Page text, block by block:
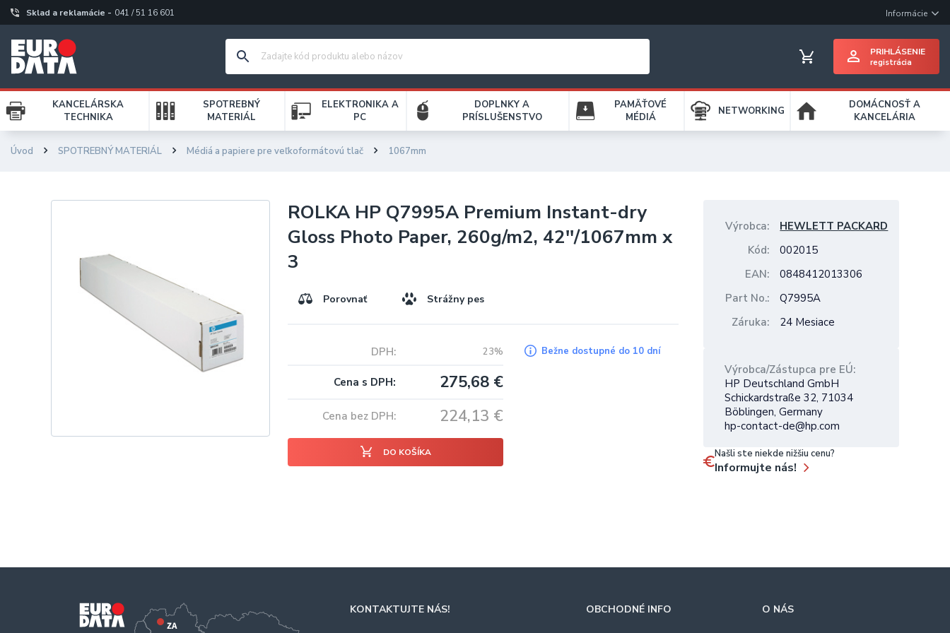
Sklad a reklamácie - 041 / 51 16 601 Informácie
PRIHLÁSENIE
registrácia
KANCELÁRSKA
TECHNIKA
SPOTREBNÝ
MATERIÁL
ELEKTRONIKA A
PC
DOPLNKY A
PRÍSLUŠENSTVO
PAMÄŤOVÉ
MÉDIÁ
NETWORKING
DOMÁCNOSŤ A
KANCELÁRIA
Úvod SPOTREBNÝ MATERIÁL Médiá a papiere pre veľkoformátovú tlač 1067mm
ROLKA HP Q7995A Premium Instant-dry
Gloss Photo Paper, 260g/m2, 42''/1067mm x
3
Porovnať Strážny pes
DPH 23%
Cena s DPH 275,68 €
Cena bez DPH 224,13 €
DO KOŠÍKA
Bežne dostupné do 10 dní
Výrobca
HEWLETT PACKARD
Kód
002015
EAN
0848412013306
Part No.
Q7995A
Záruka
24 Mesiace
Výrobca/Zástupca pre EÚ
HP Deutschland GmbH
Schickardstraße 32, 71034
Böblingen, Germany
hp-contact-de@hp.com
Našli ste niekde nižšiu cenu?
Informujte nás!
KONTAKTUJTE NÁS! OBCHODNÉ INFO O NÁS